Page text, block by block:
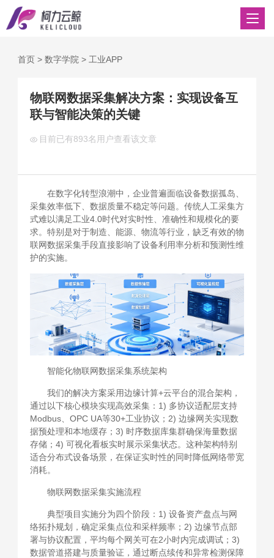
首页> 数字学院 > 工业APP
物联网数据采集解决方案：实现设备互
联与智能决策的关键
目前已有893名用户查看该文章
在数字化转型浪潮中，企业普遍面临设备数据孤岛、
采集效率低下、数据质量不稳定等问题。传统人工采集方
式难以满足工业4.0时代对实时性、准确性和规模化的要
求。特别是对于制造、能源、物流等行业，缺乏有效的物
联网数据采集手段直接影响了设备利用率分析和预测性维
护的实施。
智能化物联网数据采集系统架构
我们的解决方案采用边缘计算+云平台的混合架构，
通过以下核心模块实现高效采集：1) 多协议适配层支持
Modbus、OPC UA等30+工业协议；2) 边缘网关实现数
据预处理和本地缓存；3) 时序数据库集群确保海量数据
存储；4) 可视化看板实时展示采集状态。这种架构特别
适合分布式设备场景，在保证实时性的同时降低网络带宽
消耗。
物联网数据采集实施流程
典型项目实施分为四个阶段：1) 设备资产盘点与网
络拓扑规划，确定采集点位和采样频率；2) 边缘节点部
署与协议配置，平均每个网关可在2小时内完成调试；3)
数据管道搭建与质量验证，通过断点续传和异常检测保障